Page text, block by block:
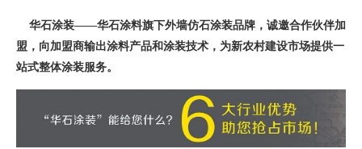
华石涂装——华石涂料旗下外墙仿石涂装品牌，诚邀合作伙伴加
盟，向加盟商输出涂料产品和涂装技术，为新农村建设市场提供一
站式整体涂装服务。